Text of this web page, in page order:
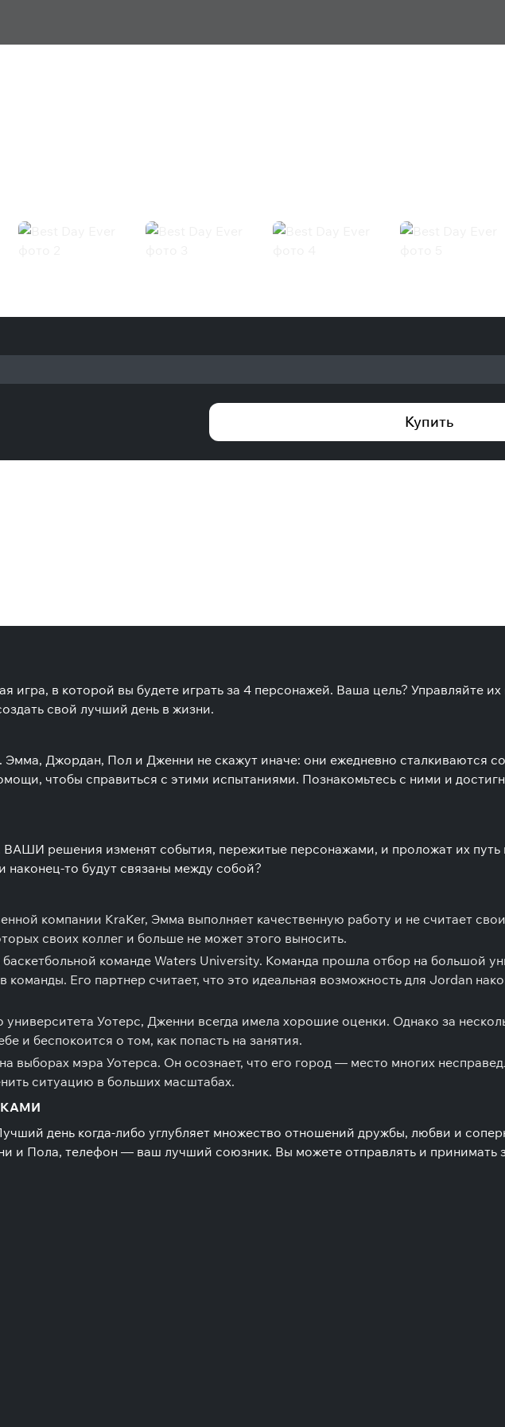
Купить
игра, в которой вы будете играть за 4 персонажей. Ваша цель? Управляйте
свой лучший день в жизни.
Эмма, Джордан, Пол и Дженни не скажут иначе: они ежедневно сталкиваются
чтобы справиться с этими испытаниями. Познакомьтесь с ними и
ВАШИ решения изменят события, пережитые персонажами, и проложат их
наконец-то будут связаны между собой?
компании KraKer, Эмма выполняет качественную работу и не считает
своих коллег и больше не может этого выносить.
команде Waters University. Команда прошла отбор на большой
Его партнер считает, что это идеальная возможность для Jordan
университета Уотерс, Дженни всегда имела хорошие оценки. Однако за
и беспокоится о том, как попасть на занятия.
выборах мэра Уотерса. Он осознает, что его город — место многих
ситуацию в больших масштабах.
день когда-либо углубляет множество отношений дружбы, любви и
и Пола, телефон — ваш лучший союзник. Вы можете отправлять и принимать